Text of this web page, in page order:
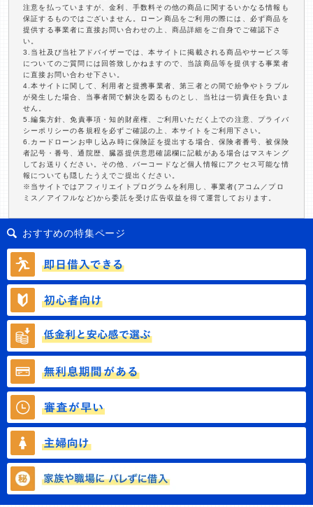
注意を払っていますが、金利、手数料その他の商品に関するいかなる情報も
保証するものではございません。ローン商品をご利用の際には、必ず商品を
提供する事業者に直接お問い合わせの上、商品詳細をご自身でご確認下さ
い。
3.当社及び当社アドバイザーでは、本サイトに掲載される商品やサービス等
についてのご質問には回答致しかねますので、当該商品等を提供する事業者
に直接お問い合わせ下さい。
4.本サイトに関して、利用者と提携事業者、第三者との間で紛争やトラブル
が発生した場合、当事者間で解決を図るものとし、当社は一切責任を負いま
せん。
5.編集方針、免責事項・知的財産権、ご利用いただく上での注意、プライバ
シーポリシーの各規程を必ずご確認の上、本サイトをご利用下さい。
6.カードローンお申し込み時に保険証を提出する場合、保険者番号、被保険
者記号・番号、通院歴、臓器提供意思確認欄に記載がある場合はマスキング
してお送りください。その他、バーコードなど個人情報にアクセス可能な情
報についても隠したうえでご提出ください。
※当サイトではアフィリエイトプログラムを利用し、事業者(アコム／プロ
ミス／アイフルなど)から委託を受け広告収益を得て運営しております。
おすすめの特集ページ